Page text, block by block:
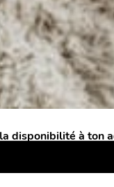
disponibilité à ton